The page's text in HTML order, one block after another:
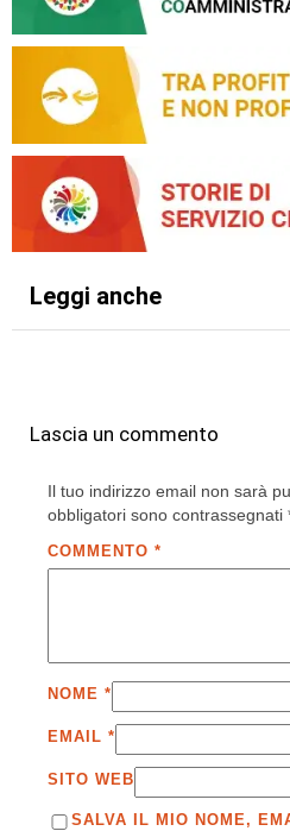
Leggi anche
Lascia un commento
Il tuo indirizzo email non sarà
obbligatori sono contrassegnati
COMMENTO *
NOME *
EMAIL *
SITO WEB
SALVA IL MIO NOME,